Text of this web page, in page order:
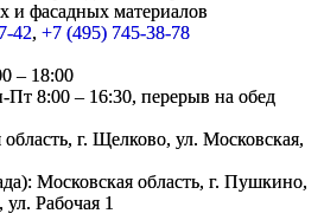
и фасадных материалов
42, +7 (495) 745-38-78
– 18:00
Пт 8:00 – 16:30, перерыв на обед
г. Щелково, ул. Московская,
Московская область, г. Пушкино,
Рабочая 1